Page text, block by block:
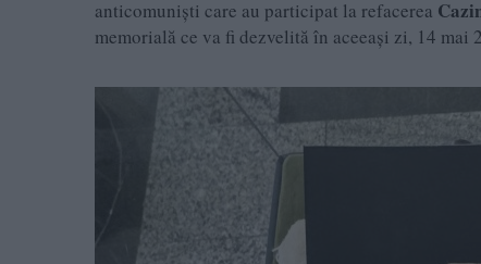
anticomuniști care au participat la refacerea
memorială ce va fi dezvelită în aceeași zi, 14